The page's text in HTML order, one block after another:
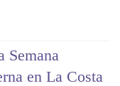
Semana
en La Costa